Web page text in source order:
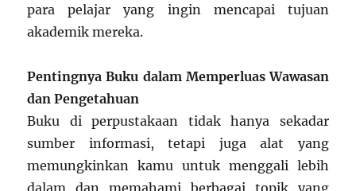
para pelajar yang ingin mencapai tujuan
akademik mereka.
Pentingnya Buku dalam Memperluas Wawasan
dan Pengetahuan
Buku di perpustakaan tidak hanya sekadar
sumber informasi, tetapi juga alat yang
memungkinkan kamu untuk menggali lebih
dalam dan memahami berbagai topik yang